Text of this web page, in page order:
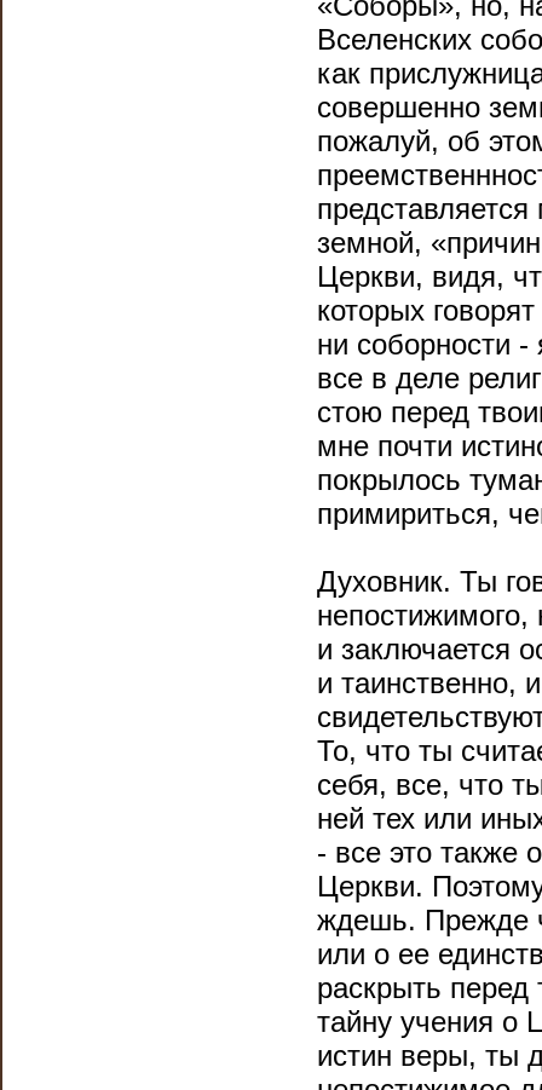
Вселенских
как
совершенно
пожалуй, об
земной,
Церкви, видя,
которых
ни соборности
все в деле
стою перед
мне почти
покрылось
примириться,
Духовник. Ты
непостижимого,
и заключается
и таинственно,
То, что ты
себя, все, что
ней тех или
- все это также
Церкви.
ждешь. Прежде
или о ее
раскрыть
тайну учения о
истин веры, ты